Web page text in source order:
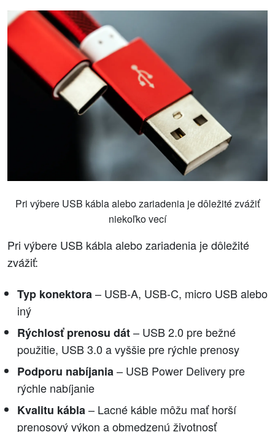
Pri výbere USB kábla alebo zariadenia je dôležité zvážiť
niekoľko vecí
Pri výbere USB kábla alebo zariadenia je dôležité
zvážiť:
Typ konektora– USB-A, USB-C, micro USB alebo
iný
Rýchlosť prenosu dát– USB 2.0 pre bežné
použitie, USB 3.0 a vyššie pre rýchle prenosy
Podporu nabíjania– USB Power Delivery pre
rýchle nabíjanie
Kvalitu kábla– Lacné káble môžu mať horší
prenosový výkon a obmedzenú životnosť